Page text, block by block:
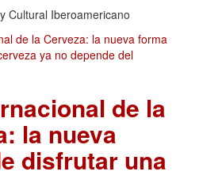
Cultural Iberoamericano
de la
la nueva
disfrutar una